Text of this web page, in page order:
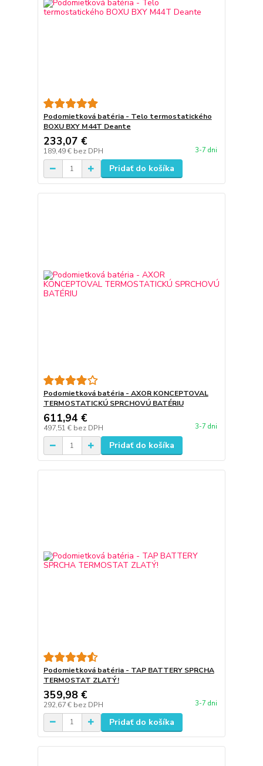
Podomietková batéria - Telo termostatického
BOXU BXY M44T Deante
233,07 €
189,49 € bez DPH 3-7 dni
Pridať do košíka
Podomietková batéria - AXOR KONCEPTOVAL
TERMOSTATICKÚ SPRCHOVÚ BATÉRIU
611,94 €
497,51 € bez DPH 3-7 dni
Pridať do košíka
Podomietková batéria - TAP BATTERY SPRCHA
TERMOSTAT ZLATÝ!
359,98 €
292,67 € bez DPH 3-7 dni
Pridať do košíka